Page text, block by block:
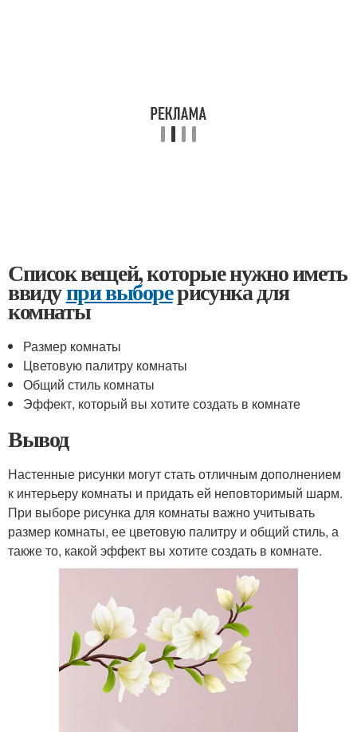
Список вещей, которые нужно иметь
ввидупри выборерисунка для
комнаты
Размер комнаты
Цветовую палитру комнаты
Общий стиль комнаты
Эффект, который вы хотите создать в комнате
Вывод
Настенные рисунки могут стать отличным дополнением
к интерьеру комнаты и придать ей неповторимый шарм.
При выборе рисунка для комнаты важно учитывать
размер комнаты, ее цветовую палитру и общий стиль, а
также то, какой эффект вы хотите создать в комнате.